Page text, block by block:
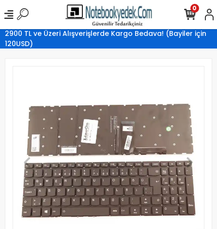
2900 TL ve Üzeri Alışverişlerde Kargo Bedava! (Bayiler için
120USD)
0